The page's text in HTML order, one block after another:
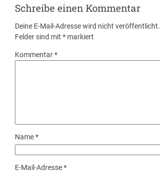
Schreibe einen Kommentar
Deine E-Mail-Adresse wird nicht veröffentlicht.
Felder sind mit* markiert
Kommentar*
Name*
E-Mail-Adresse*